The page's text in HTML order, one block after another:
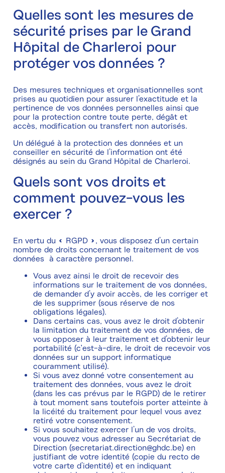
Quelles sont les mesures de
sécurité prises par le Grand
Hôpital de Charleroi pour
protéger vos données ?
Des mesures techniques et organisationnelles sont
prises au quotidien pour assurer l’exactitude et la
pertinence de vos données personnelles ainsi que
pour la protection contre toute perte, dégât et
accès, modification ou transfert non autorisés.
Un délégué à la protection des données et un
conseiller en sécurité de l’information ont été
désignés au sein du Grand Hôpital de Charleroi.
Quels sont vos droits et
comment pouvez-vous les
exercer ?
En vertu du « RGPD », vous disposez d’un certain
nombre de droits concernant le traitement de vos
données à caractère personnel.
Vous avez ainsi le droit de recevoir des
informations sur le traitement de vos données,
de demander d’y avoir accès, de les corriger et
de les supprimer (sous réserve de nos
obligations légales).
Dans certains cas, vous avez le droit d’obtenir
la limitation du traitement de vos données, de
vous opposer à leur traitement et d’obtenir leur
portabilité (c'est-à-dire, le droit de recevoir vos
données sur un support informatique
couramment utilisé).
Si vous avez donné votre consentement au
traitement des données, vous avez le droit
(dans les cas prévus par le RGPD) de le retirer
à tout moment sans toutefois porter atteinte à
la licéité du traitement pour lequel vous avez
retiré votre consentement.
Si vous souhaitez exercer l’un de vos droits,
vous pouvez vous adresser au Secrétariat de
Direction (secretariat.direction@ghdc.be) en
justifiant de votre identité (copie du recto de
votre carte d’identité) et en indiquant